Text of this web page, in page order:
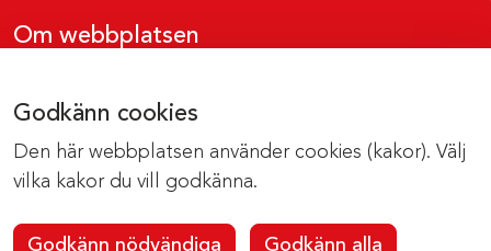
Godkänn cookies
Den här webbplatsen använder cookies (kakor). Välj
vilka kakor du vill godkänna.
Godkänn nödvändiga Godkänn alla
Om webbplatsen
Om cookies
Kontakta webbredaktionen